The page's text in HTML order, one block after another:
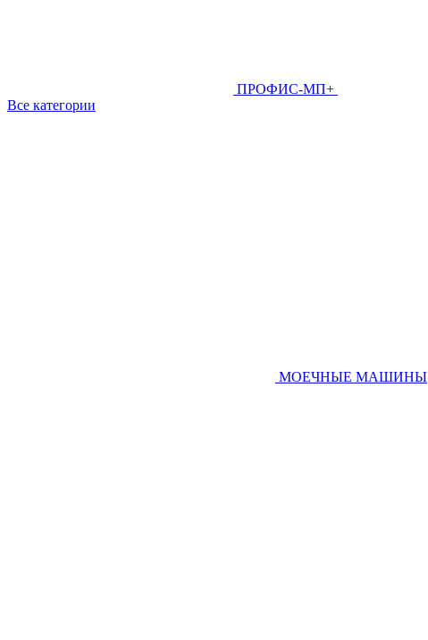
ПРОФИС-МП+
Все категории
МОЕЧНЫЕ МАШИНЫ